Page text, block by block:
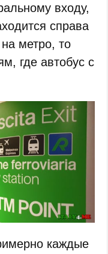
входу,
справа
метро, то
где автобус с
каждые